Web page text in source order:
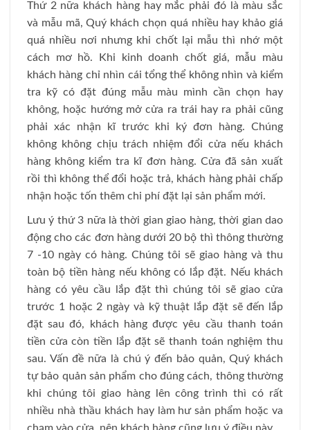
Thứ 2 nữa khách hàng hay mắc phải đó là màu sắc
và mẫu mã, Quý khách chọn quá nhiều hay khảo giá
quá nhiều nơi nhưng khi chốt lại mẫu thì nhớ một
cách mơ hồ. Khi kinh doanh chốt giá, mẫu màu
khách hàng chỉ nhìn cái tổng thể không nhìn và kiểm
tra kỹ có đặt đúng mẫu màu mình cần chọn hay
không, hoặc hướng mở cửa ra trái hay ra phải cũng
phải xác nhận kĩ trước khi ký đơn hàng. Chúng
không không chịu trách nhiệm đổi cửa nếu khách
hàng không kiểm tra kĩ đơn hàng. Cửa đã sản xuất
rồi thì không thể đổi hoặc trả, khách hàng phải chấp
nhận hoặc tốn thêm chi phí đặt lại sản phẩm mới.
Lưu ý thứ 3 nữa là thời gian giao hàng, thời gian dao
động cho các đơn hàng dưới 20 bộ thì thông thường
7 -10 ngày có hàng. Chúng tôi sẽ giao hàng và thu
toàn bộ tiền hàng nếu không có lắp đặt. Nếu khách
hàng có yêu cầu lắp đặt thì chúng tôi sẽ giao cửa
trước 1 hoặc 2 ngày và kỹ thuật lắp đặt sẽ đến lắp
đặt sau đó, khách hàng được yêu cầu thanh toán
tiền cửa còn tiền lắp đặt sẽ thanh toán nghiệm thu
sau. Vấn đề nữa là chú ý đến bảo quản, Quý khách
tự bảo quản sản phẩm cho đúng cách, thông thường
khi chúng tôi giao hàng lên công trình thì có rất
nhiều nhà thầu khách hay làm hư sản phẩm hoặc va